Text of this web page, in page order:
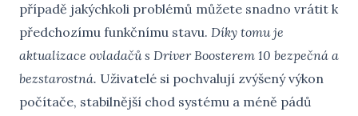
případě jakýchkoli problémů můžete snadno vrátit k
předchozímu funkčnímu stavu. Díky tomu je
aktualizace ovladačů s Driver Boosterem 10 bezpečná a
bezstarostná. Uživatelé si pochvalují zvýšený výkon
počítače, stabilnější chod systému a méně pádů